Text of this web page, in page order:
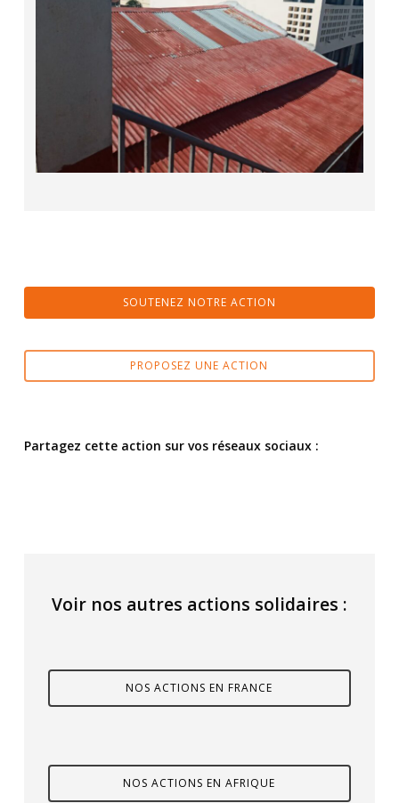
SOUTENEZ NOTRE ACTION
PROPOSEZ UNE ACTION
Partagez cette action sur vos réseaux sociaux :
Voir nos autres actions solidaires :
NOS ACTIONS EN FRANCE
NOS ACTIONS EN AFRIQUE